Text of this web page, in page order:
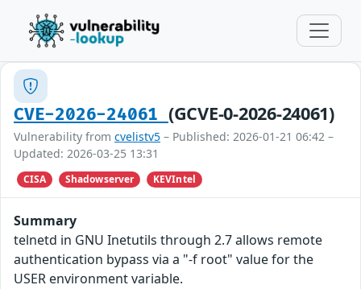
CVE-2026-24061 (GCVE-0-2026-24061)
Vulnerability from cvelistv5 – Published: 2026-01-21 06:42 –
Updated: 2026-03-25 13:31
CISA Shadowserver KEVIntel
Summary
telnetd in GNU Inetutils through 2.7 allows remote
authentication bypass via a "-f root" value for the
USER environment variable.